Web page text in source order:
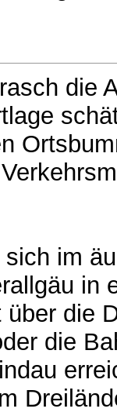
die
im
in
die
die